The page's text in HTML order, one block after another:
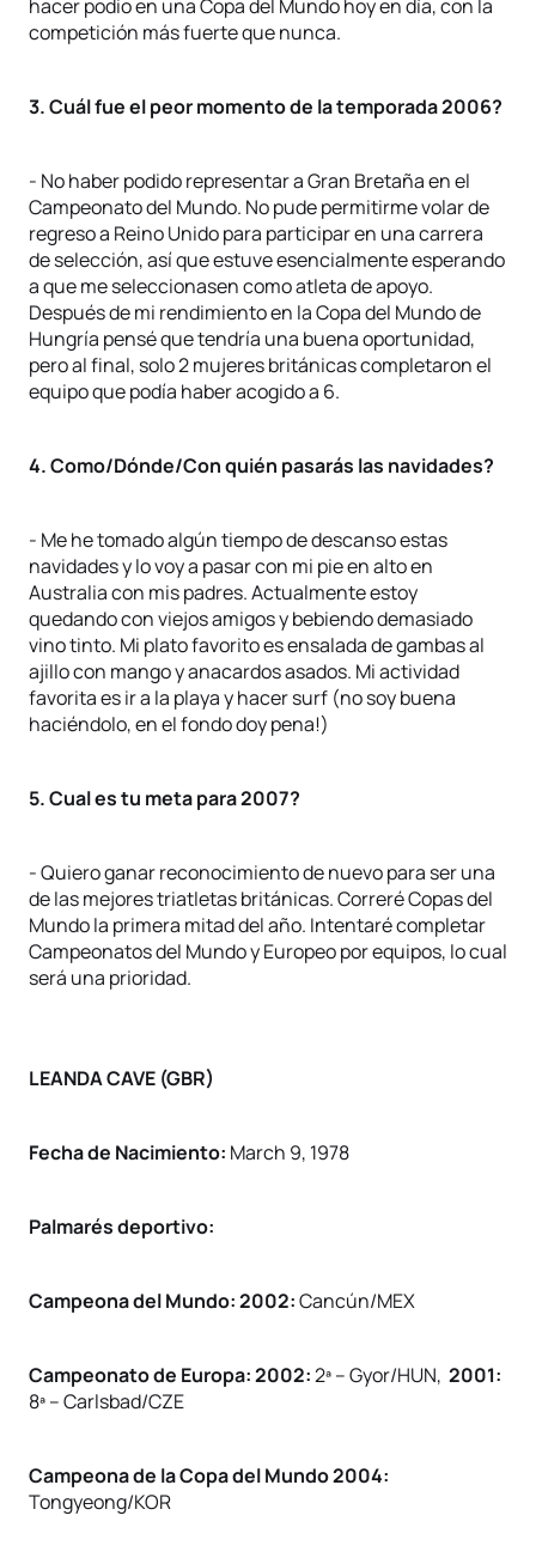
hacer podio en una Copa del Mundo hoy en día, con la
competición más fuerte que nunca.
3. Cuál fue el peor momento de la temporada 2006?
- No haber podido representar a Gran Bretaña en el
Campeonato del Mundo. No pude permitirme volar de
regreso a Reino Unido para participar en una carrera
de selección, así que estuve esencialmente esperando
a que me seleccionasen como atleta de apoyo.
Después de mi rendimiento en la Copa del Mundo de
Hungría pensé que tendría una buena oportunidad,
pero al final, solo 2 mujeres británicas completaron el
equipo que podía haber acogido a 6.
4. Como/Dónde/Con quién pasarás las navidades?
- Me he tomado algún tiempo de descanso estas
navidades y lo voy a pasar con mi pie en alto en
Australia con mis padres. Actualmente estoy
quedando con viejos amigos y bebiendo demasiado
vino tinto. Mi plato favorito es ensalada de gambas al
ajillo con mango y anacardos asados. Mi actividad
favorita es ir a la playa y hacer surf (no soy buena
haciéndolo, en el fondo doy pena!)
5. Cual es tu meta para 2007?
- Quiero ganar reconocimiento de nuevo para ser una
de las mejores triatletas británicas. Correré Copas del
Mundo la primera mitad del año. Intentaré completar
Campeonatos del Mundo y Europeo por equipos, lo cual
será una prioridad.
LEANDA CAVE (GBR)
Fecha de Nacimiento: March 9, 1978
Palmarés deportivo:
Campeona del Mundo: 2002:Cancún/MEX
Campeonato de Europa: 2002:2ª – Gyor/HUN, 2001:
8ª – Carlsbad/CZE
Campeona de la Copa del Mundo 2004:
Tongyeong/KOR